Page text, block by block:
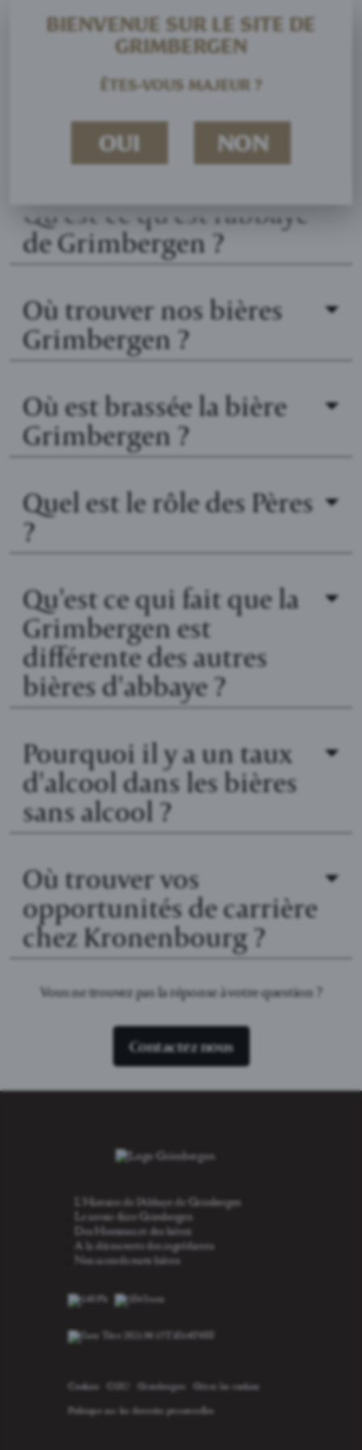
BIENVENUE SUR LE SITE DE
GRIMBERGEN
ÊTES-VOUS MAJEUR ?
OUI NON
Quelle est l'origine de la
Grimbergen ?
Qu'est-ce qu'est l’abbaye
de Grimbergen ?
Où trouver nos bières
Grimbergen ?
Où est brassée la bière
Grimbergen ?
Quel est le rôle des Pères
?
Qu'est ce qui fait que la
Grimbergen est
différente des autres
bières d'abbaye ?
Pourquoi il y a un taux
d'alcool dans les bières
sans alcool ?
Où trouver vos
opportunités de carrière
chez Kronenbourg ?
Vous ne trouvez pas la réponse à votre question ?
Contactez nous
L'Histoire de l'Abbaye de Grimbergen
Le savoir-faire Grimbergen
Des Hommes et des bières
A la découverte des ingrédients
Nos accords mets bières
Cookies CGU Grimbergen
Gérez les cookies
Politique sur les données personnelles